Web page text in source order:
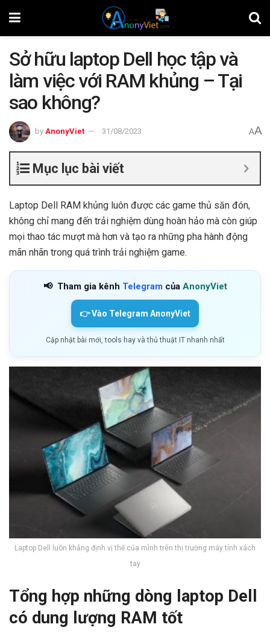
Sở hữu laptop Dell học tập và
làm việc với RAM khủng – Tại
sao không?
by AnonyViet 31/08/2023 AA
Mục lục bài viết
Laptop Dell RAM khủng luôn được các game thủ săn đón,
không chỉ mang đến trải nghiệm dùng hoàn hảo mà còn giúp
mọi thao tác mượt mà hơn và tạo ra những pha hành động
mãn nhãn trong quá trình trải nghiệm game.
📢 Tham gia kênh Telegram của AnonyViet
👉 Vào Telegram AnonyViet
Cập nhật bài mới, tools hay và thủ thuật IT nhanh nhất
Laptop Dell luôn khẳng định vị thế của mình trên thị trường máy tính xách
tay
Tổng hợp những dòng laptop Dell
có dung lượng RAM tốt